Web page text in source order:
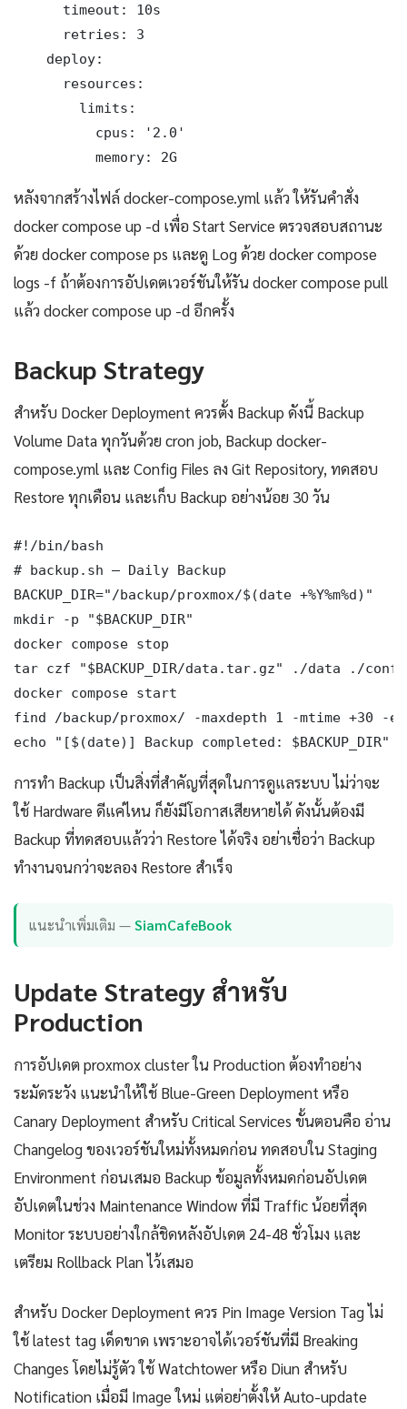
      timeout: 10s
      retries: 3
    deploy:
      resources:
        limits:
          cpus: '2.0'
          memory: 2G
หลังจากสร้างไฟล์ docker-compose.yml แล้ว ให้รันคำสั่ง
docker compose up -d เพื่อ Start Service ตรวจสอบสถานะ
ด้วย docker compose ps และดู Log ด้วย docker compose
logs -f ถ้าต้องการอัปเดตเวอร์ชันให้รัน docker compose pull
แล้ว docker compose up -d อีกครั้ง
Backup Strategy
สำหรับ Docker Deployment ควรตั้ง Backup ดังนี้ Backup
Volume Data ทุกวันด้วย cron job, Backup docker-
compose.yml และ Config Files ลง Git Repository, ทดสอบ
Restore ทุกเดือน และเก็บ Backup อย่างน้อย 30 วัน
#!/bin/bash
# backup.sh — Daily Backup
BACKUP_DIR="/backup/proxmox/$(date +%Y%m%d)"
mkdir -p "$BACKUP_DIR"
docker compose stop
tar czf "$BACKUP_DIR/data.tar.gz" ./data ./
docker compose start
find /backup/proxmox/ -maxdepth 1 -mtime +30
echo "[$(date)] Backup completed: $BACKUP_DIR"
การทำ Backup เป็นสิ่งที่สำคัญที่สุดในการดูแลระบบ ไม่ว่าจะ
ใช้ Hardware ดีแค่ไหน ก็ยังมีโอกาสเสียหายได้ ดังนั้นต้องมี
Backup ที่ทดสอบแล้วว่า Restore ได้จริง อย่าเชื่อว่า Backup
ทำงานจนกว่าจะลอง Restore สำเร็จ
แนะนำเพิ่มเติม —SiamCafeBook
Update Strategy สำหรับ
Production
การอัปเดต proxmox cluster ใน Production ต้องทำอย่าง
ระมัดระวัง แนะนำให้ใช้ Blue-Green Deployment หรือ
Canary Deployment สำหรับ Critical Services ขั้นตอนคือ อ่าน
Changelog ของเวอร์ชันใหม่ทั้งหมดก่อน ทดสอบใน Staging
Environment ก่อนเสมอ Backup ข้อมูลทั้งหมดก่อนอัปเดต
อัปเดตในช่วง Maintenance Window ที่มี Traffic น้อยที่สุด
Monitor ระบบอย่างใกล้ชิดหลังอัปเดต 24-48 ชั่วโมง และ
เตรียม Rollback Plan ไว้เสมอ
สำหรับ Docker Deployment ควร Pin Image Version Tag ไม่
ใช้ latest tag เด็ดขาด เพราะอาจได้เวอร์ชันที่มี Breaking
Changes โดยไม่รู้ตัว ใช้ Watchtower หรือ Diun สำหรับ
Notification เมื่อมี Image ใหม่ แต่อย่าตั้งให้ Auto-update